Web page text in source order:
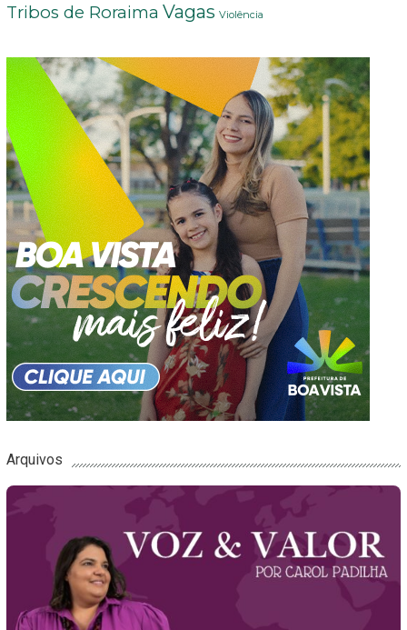
Tribos de Roraima Vagas Violência
Arquivos